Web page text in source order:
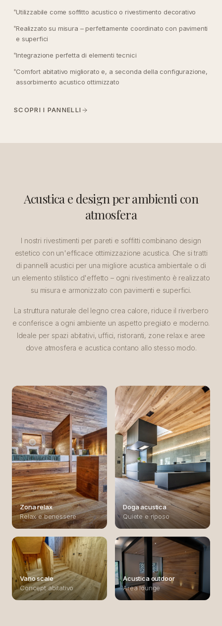
Utilizzabile come soffitto acustico o rivestimento decorativo
Realizzato su misura – perfettamente coordinato con pavimenti
e superfici
Integrazione perfetta di elementi tecnici
Comfort abitativo migliorato e, a seconda della configurazione,
assorbimento acustico ottimizzato
SCOPRI I PANNELLI
Acustica e design per ambienti con
atmosfera
I nostri rivestimenti per pareti e soffitti combinano design
estetico con un'efficace ottimizzazione acustica. Che si tratti
di pannelli acustici per una migliore acustica ambientale o di
un elemento stilistico d'effetto – ogni rivestimento è realizzato
su misura e armonizzato con pavimenti e superfici.
La struttura naturale del legno crea calore, riduce il riverbero
e conferisce a ogni ambiente un aspetto pregiato e moderno.
Ideale per spazi abitativi, uffici, ristoranti, zone relax e aree
dove atmosfera e acustica contano allo stesso modo.
Zona relax
Relax e benessere
Doga acustica
Quiete e riposo
Vano scale
Concept abitativo
Acustica outdoor
Area lounge